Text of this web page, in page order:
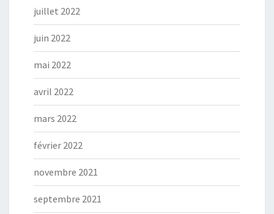
juillet 2022
juin 2022
mai 2022
avril 2022
mars 2022
février 2022
novembre 2021
septembre 2021